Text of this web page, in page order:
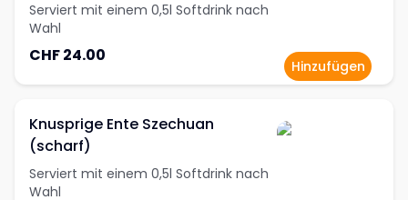
Serviert mit einem 0,5l Softdrink nach
Wahl
CHF 24.00
Hinzufügen
Knusprige Ente Szechuan
(scharf)
Serviert mit einem 0,5l Softdrink nach
Wahl